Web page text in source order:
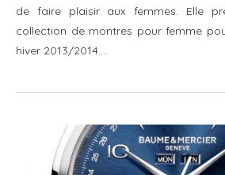
de faire plaisir aux femmes. Elle
collection de montres pour femme
hiver 2013/2014.…